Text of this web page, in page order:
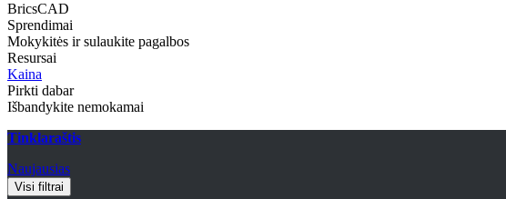
BricsCAD
Sprendimai
Mokykitės ir sulaukite pagalbos
Resursai
Kaina
Pirkti dabar
Išbandykite nemokamai
Tinklaraštis
Naujausias
Visi filtrai